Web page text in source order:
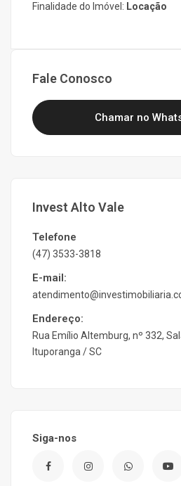
Finalidade do Imóvel: Locação
Fale Conosco
Chamar no
Invest Alto Vale
Telefone
(47) 3533-3818
E-mail:
Endereço:
Rua Emílio Altemburg, nº 332,
Ituporanga / SC
Siga-nos